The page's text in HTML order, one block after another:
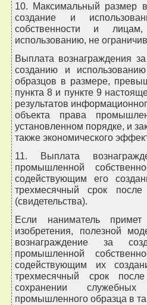
10. Максимальный размер
создание и
собственности и
использованию, не
Выплата вознаграждения
созданию и
образцов в размере,
пункта 8 и пункте 9
результатов
объекта права
установленном порядке, и
также экономического
11. Выплата
промышленной
содействующим его
трехмесячный срок
(свидетельства).
Если наниматель
изобретения, полезной
вознаграждение за
промышленной
содействующим их
трехмесячный срок
сохранении
промышленного образца в